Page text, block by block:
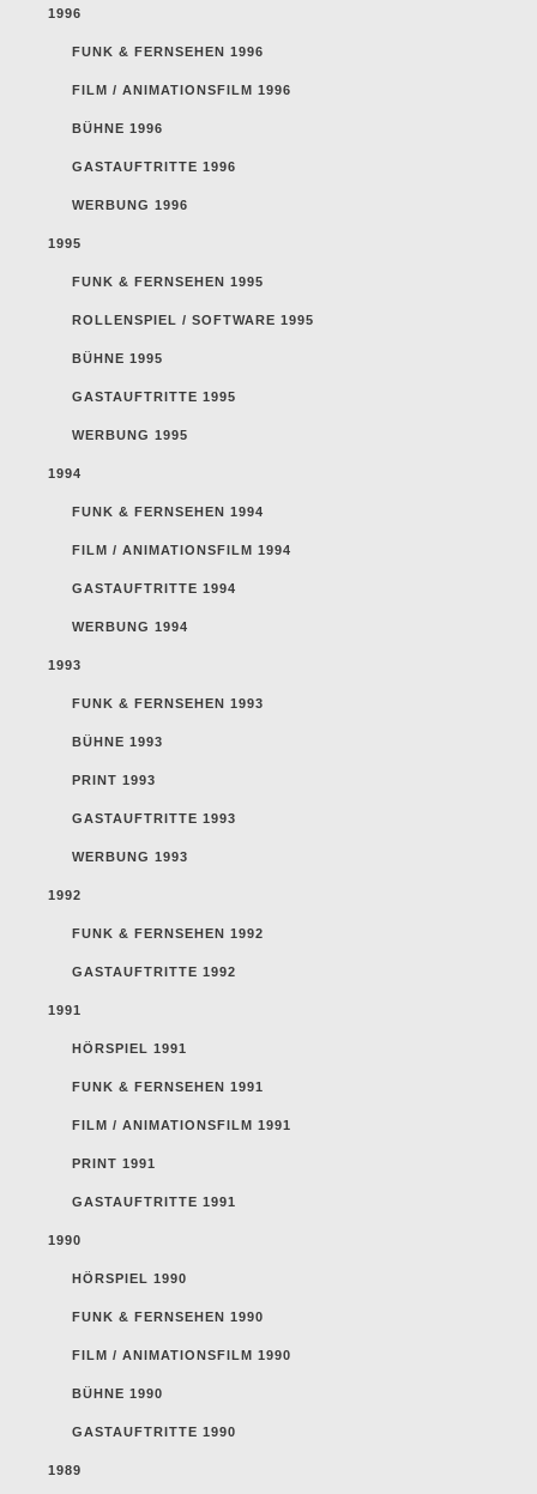
1996
FUNK & FERNSEHEN 1996
FILM / ANIMATIONSFILM 1996
BÜHNE 1996
GASTAUFTRITTE 1996
WERBUNG 1996
1995
FUNK & FERNSEHEN 1995
ROLLENSPIEL / SOFTWARE 1995
BÜHNE 1995
GASTAUFTRITTE 1995
WERBUNG 1995
1994
FUNK & FERNSEHEN 1994
FILM / ANIMATIONSFILM 1994
GASTAUFTRITTE 1994
WERBUNG 1994
1993
FUNK & FERNSEHEN 1993
BÜHNE 1993
PRINT 1993
GASTAUFTRITTE 1993
WERBUNG 1993
1992
FUNK & FERNSEHEN 1992
GASTAUFTRITTE 1992
1991
HÖRSPIEL 1991
FUNK & FERNSEHEN 1991
FILM / ANIMATIONSFILM 1991
PRINT 1991
GASTAUFTRITTE 1991
1990
HÖRSPIEL 1990
FUNK & FERNSEHEN 1990
FILM / ANIMATIONSFILM 1990
BÜHNE 1990
GASTAUFTRITTE 1990
1989